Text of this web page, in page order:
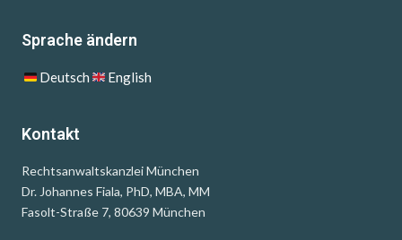
Sprache ändern
Deutsch English
Kontakt
Rechtsanwaltskanzlei München
Dr. Johannes Fiala, PhD, MBA, MM
Fasolt-Straße 7, 80639 München